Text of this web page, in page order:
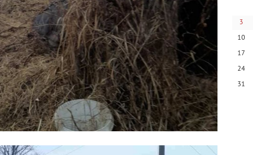
3
10
17
24
31